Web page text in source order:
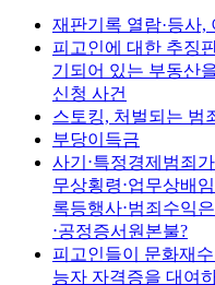
재판기록 열람·등사,
피고인에 대한 추징
기되어 있는 부동산
신청 사건
스토킹, 처벌되는 범
부당이득금
사기⋅특정경제범죄
무상횡령⋅업무상배
록등행사⋅범죄수익
⋅공정증서원본불?
피고인들이 문화재
능자 자격증을 대여